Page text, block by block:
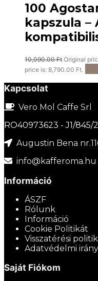
100
kapszula –
10,090.00Ft Original
price is: 8,790.00 Ft.
Kapcsolat
Vero Mol Caffe Srl
RO40973623 - J1/845/
Augustin Bena
info@kafferoma.hu
Információ
ÁSZF
Rólunk
Információ
Cookie Politikát
Visszatérési
Adatvédelmi
Saját Fiókom